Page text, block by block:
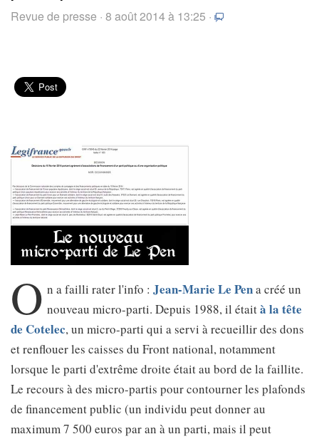
Revue de presse · 8 août 2014 à 13:25 ·
O n a failli rater l'info :Jean-Marie Le Pena créé un
nouveau micro-parti. Depuis 1988, il étaità la tête
de Cotelec, un micro-parti qui a servi à recueillir des dons
et renflouer les caisses du Front national, notamment
lorsque le parti d'extrême droite était au bord de la faillite.
Le recours à des micro-partis pour contourner les plafonds
de financement public (un individu peut donner au
maximum 7 500 euros par an à un parti, mais il peut